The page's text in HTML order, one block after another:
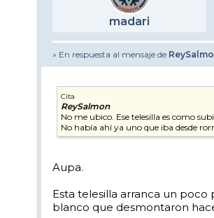
madari
» En respuesta al mensaje de
Cita
ReySalmon
No me ubico. Ese telesilla es como
No había ahí ya uno que iba desde
Aupa.
Esta telesilla arranca un
blanco que desmontaron